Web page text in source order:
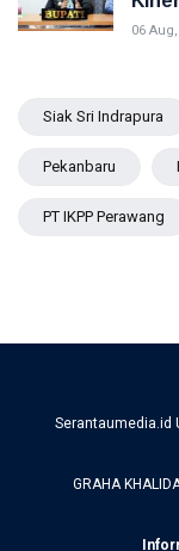
06
Siak Sri Indrapura
Pekanbaru
PT IKPP Perawang
Serantaumedia.id
GRAHA